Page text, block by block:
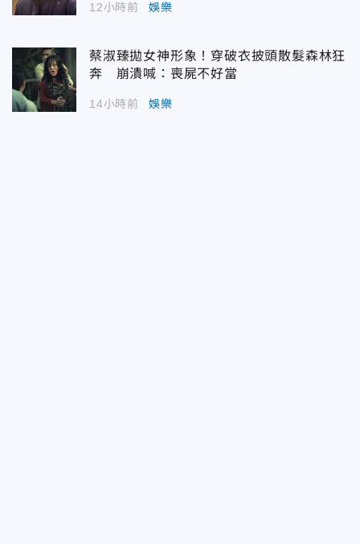
12小時前 娛樂
蔡淑臻拋女神形象！穿破衣披頭散髮森林狂
奔 崩潰喊：喪屍不好當
14小時前 娛樂